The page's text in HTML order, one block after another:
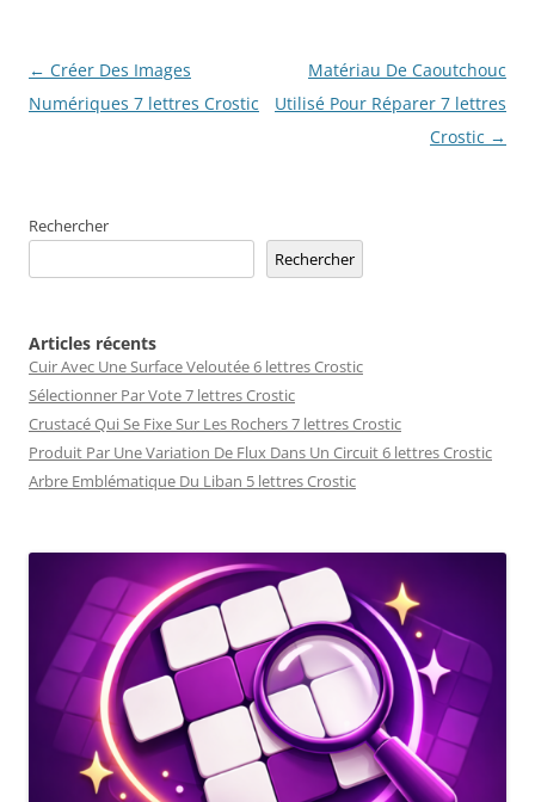
Navigation
des
← Créer Des Images
Numériques 7 lettres Crostic
Matériau De Caoutchouc
Utilisé Pour Réparer 7 lettres
Crostic →
Rechercher
Rechercher
Articles récents
Cuir Avec Une Surface Veloutée 6 lettres Crostic
Sélectionner Par Vote 7 lettres Crostic
Crustacé Qui Se Fixe Sur Les Rochers 7 lettres Crostic
Produit Par Une Variation De Flux Dans Un Circuit 6 lettres Crostic
Arbre Emblématique Du Liban 5 lettres Crostic